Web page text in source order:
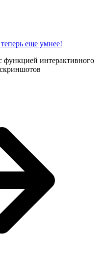
еще умнее!
интерактивного